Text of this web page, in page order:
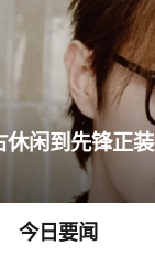
瑞士军工品
脚 ，征服全
今日要闻